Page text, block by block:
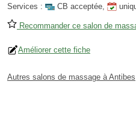
Services :
CB acceptée,
Recommander ce salon de
Améliorer cette fiche
Autres salons de massage à Antibes